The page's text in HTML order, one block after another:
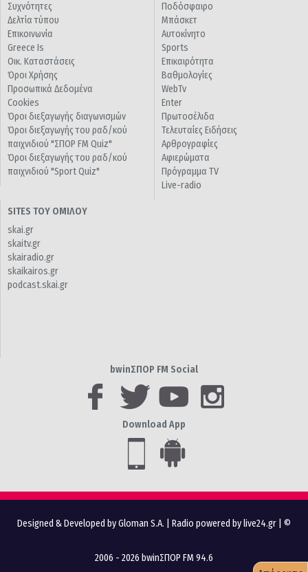
Συχνότητες
Δελτία τύπου
Επικοινωνία
Greece Is
Οικ. Καταστάσεις
Όροι Χρήσης
Προσωπικά Δεδομένα
Cookies
Όροι διεξαγωγής διαγωνισμών
Όροι διεξαγωγής του ραδ/κού
παιχνιδιού "ΣΠΟΡ FM Quiz"
Όροι διεξαγωγής του ραδ/κού
παιχνιδιού "Sport Quiz"
Ποδόσφαιρο
Μπάσκετ
Αυτοκίνητο
Sports
Επικαιρότητα
Βαθμολογίες
WebTv
Enter
Πρωτοσέλιδα
Τελευταίες Ειδήσεις
Αρθρογραφίες
Αφιερώματα
Πρόγραμμα TV
Live-radio
SITES ΤΟΥ ΟΜΙΛΟΥ
skai.gr
skaitv.gr
skairadio.gr
skaikairos.gr
podcast.skai.gr
bwinΣΠΟΡ FM Social
Download App
Designed & Developed by Gloman S.A. Radio powered by live24.gr | ©
2006 - 2026 bwinΣΠΟΡ FM 94.6